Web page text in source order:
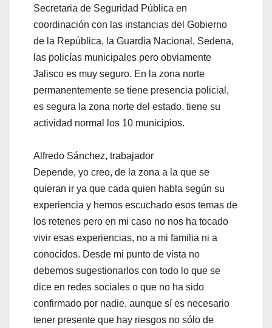
Secretaria de Seguridad Pública en
coordinación con las instancias del Gobierno
de la República, la Guardia Nacional, Sedena,
las policías municipales pero obviamente
Jalisco es muy seguro. En la zona norte
permanentemente se tiene presencia policial,
es segura la zona norte del estado, tiene su
actividad normal los 10 municipios.
Alfredo Sánchez, trabajador
Depende, yo creo, de la zona a la que se
quieran ir ya que cada quien habla según su
experiencia y hemos escuchado esos temas de
los retenes pero en mi caso no nos ha tocado
vivir esas experiencias, no a mi familia ni a
conocidos. Desde mi punto de vista no
debemos sugestionarlos con todo lo que se
dice en redes sociales o que no ha sido
confirmado por nadie, aunque sí es necesario
tener presente que hay riesgos no sólo de